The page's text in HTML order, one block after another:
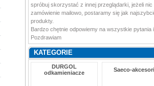
spróbuj skorzystać z innej przeglądarki, jeżeli nic
zamówienie mailowo, postaramy się jak
produkty.
Bardzo chętnie odpowiemy na wszystkie pytania
Pozdrawiam
KATEGORIE
DURGOL
odkamieniacze
Saeco-